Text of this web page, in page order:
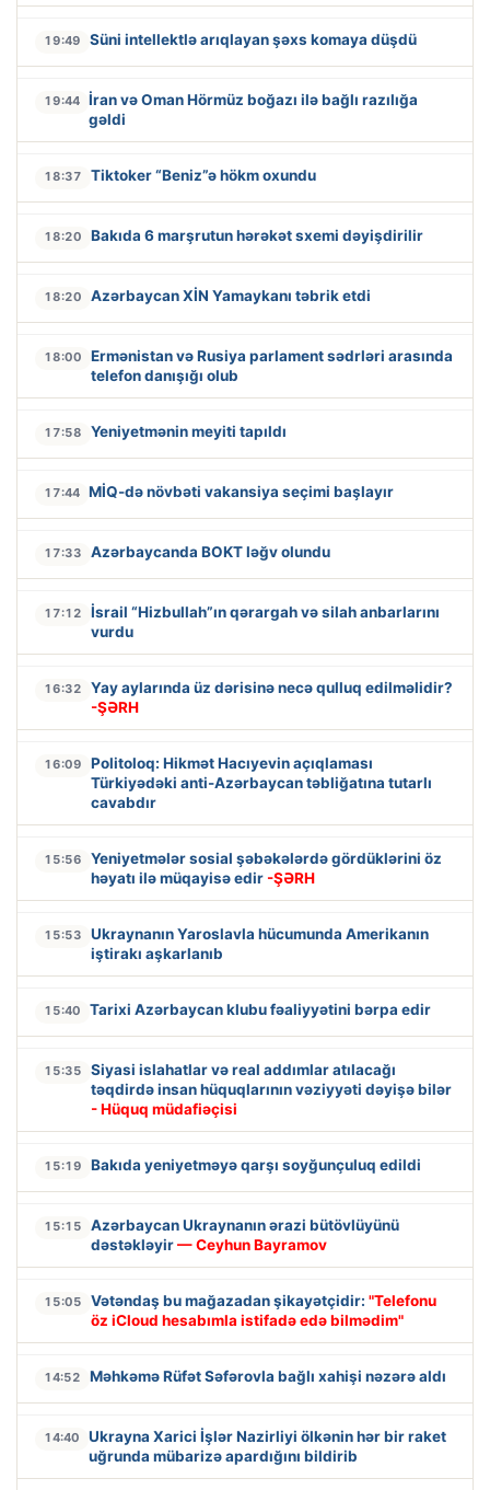
19:49 Süni intellektlə arıqlayan şəxs komaya düşdü
19:44 İran və Oman Hörmüz boğazı ilə bağlı razılığa
gəldi
18:37 Tiktoker “Beniz”ə hökm oxundu
18:20 Bakıda 6 marşrutun hərəkət sxemi dəyişdirilir
18:20 Azərbaycan XİN Yamaykanı təbrik etdi
18:00
Ermənistan və Rusiya parlament sədrləri arasında
telefon danışığı olub
17:58 Yeniyetmənin meyiti tapıldı
17:44 MİQ-də növbəti vakansiya seçimi başlayır
17:33 Azərbaycanda BOKT ləğv olundu
17:12
İsrail “Hizbullah”ın qərargah və silah anbarlarını
vurdu
16:32
Yay aylarında üz dərisinə necə qulluq edilməlidir?
-ŞƏRH
16:09
Politoloq: Hikmət Hacıyevin açıqlaması
Türkiyədəki anti-Azərbaycan təbliğatına tutarlı
cavabdır
15:56
Yeniyetmələr sosial şəbəkələrdə gördüklərini öz
həyatı ilə müqayisə edir -ŞƏRH
15:53
Ukraynanın Yaroslavla hücumunda Amerikanın
iştirakı aşkarlanıb
15:40 Tarixi Azərbaycan klubu fəaliyyətini bərpa edir
15:35
Siyasi islahatlar və real addımlar atılacağı
təqdirdə insan hüquqlarının vəziyyəti dəyişə bilər
- Hüquq müdafiəçisi
15:19 Bakıda yeniyetməyə qarşı soyğunçuluq edildi
15:15
Azərbaycan Ukraynanın ərazi bütövlüyünü
dəstəkləyir— Ceyhun Bayramov
15:05 Vətəndaş bu mağazadan şikayətçidir: "Telefonu
öz iCloud hesabımla istifadə edə bilmədim"
14:52 Məhkəmə Rüfət Səfərovla bağlı xahişi nəzərə aldı
14:40
Ukrayna Xarici İşlər Nazirliyi ölkənin hər bir raket
uğrunda mübarizə apardığını bildirib